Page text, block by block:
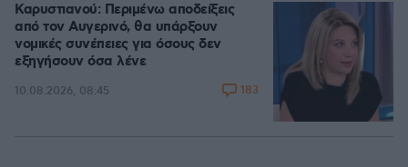
Καρυστιανού: Περιμένω αποδείξεις
από τον Αυγερινό, θα υπάρξουν
νομικές συνέπειες για όσους δεν
εξηγήσουν όσα λένε
10.08.2026, 08:45 183